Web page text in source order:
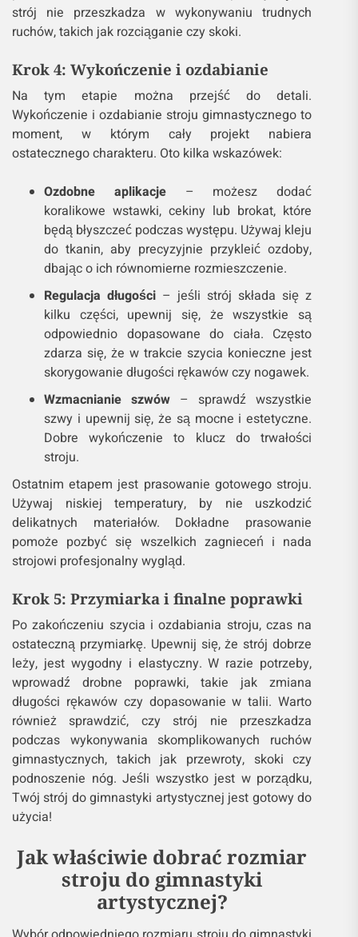
strój nie przeszkadza w wykonywaniu trudnych
ruchów, takich jak rozciąganie czy skoki.
Krok 4: Wykończenie i ozdabianie
Na tym etapie można przejść do detali.
Wykończenie i ozdabianie stroju gimnastycznego to
moment, w którym cały projekt nabiera
ostatecznego charakteru. Oto kilka wskazówek:
Ozdobne aplikacje– możesz dodać
koralikowe wstawki, cekiny lub brokat, które
będą błyszczeć podczas występu. Używaj kleju
do tkanin, aby precyzyjnie przykleić ozdoby,
dbając o ich równomierne rozmieszczenie.
Regulacja długości – jeśli strój składa się z
kilku części, upewnij się, że wszystkie są
odpowiednio dopasowane do ciała. Często
zdarza się, że w trakcie szycia konieczne jest
skorygowanie długości rękawów czy nogawek.
Wzmacnianie szwów – sprawdź wszystkie
szwy i upewnij się, że są mocne i estetyczne.
Dobre wykończenie to klucz do trwałości
stroju.
Ostatnim etapem jest prasowanie gotowego stroju.
Używaj niskiej temperatury, by nie uszkodzić
delikatnych materiałów. Dokładne prasowanie
pomoże pozbyć się wszelkich zagnieceń i nada
strojowi profesjonalny wygląd.
Krok 5: Przymiarka i finalne poprawki
Po zakończeniu szycia i ozdabiania stroju, czas na
ostateczną przymiarkę. Upewnij się, że strój dobrze
leży, jest wygodny i elastyczny. W razie potrzeby,
wprowadź drobne poprawki, takie jak zmiana
długości rękawów czy dopasowanie w talii. Warto
również sprawdzić, czy strój nie przeszkadza
podczas wykonywania skomplikowanych ruchów
gimnastycznych, takich jak przewroty, skoki czy
podnoszenie nóg. Jeśli wszystko jest w porządku,
Twój strój do gimnastyki artystycznej jest gotowy do
użycia!
Jak właściwie dobrać rozmiar
stroju do gimnastyki
artystycznej?